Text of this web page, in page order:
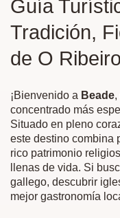
Guía
Tradición,
de O Ribeiro
¡Bienvenido a Beade,
concentrado más
Situado en pleno
este destino combina
rico patrimonio
llenas de vida. Si
gallego, descubrir
mejor gastronomía